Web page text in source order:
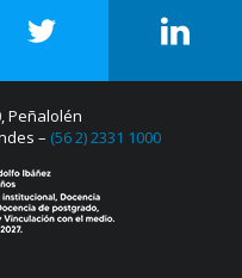
Peñalolén
– (56 2) 2331 1000